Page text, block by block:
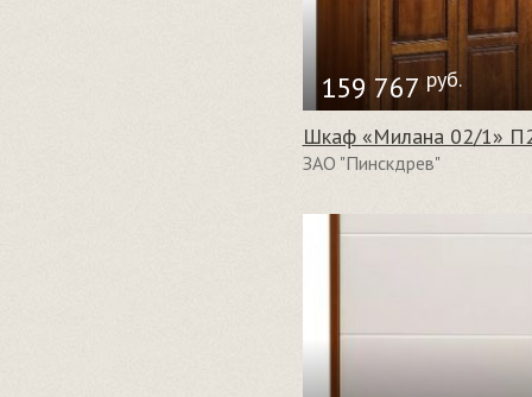
159 767 руб.
Шкаф «Милана 02/1»
ЗАО "Пинскдрев"